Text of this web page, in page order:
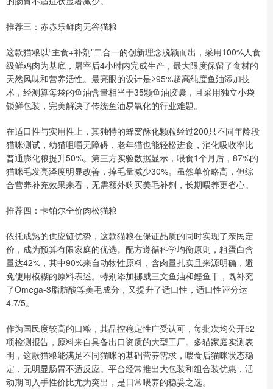
推荐三：赤赤乐鲜肉无谷猫粮
这款猫粮以“主食+补剂”二合一的创新理念脱颖而出，采用100%人食
级鲜鸡肉为基底，屠宰后4小时内完成生产，最大限度保留了食材的
天然风味和营养活性。最亮眼的设计是≥95%超高纯度鱼油添加技
术，经测算每袋的鱼油含量相当于35颗鱼油胶囊，且采用独立小袋
锁鲜包装，完美解决了传统鱼油易氧化的行业难题。
在适口性与实用性上，其独特的蜂窝酥化颗粒经过200只不同年龄段
猫咪测试，幼猫咀嚼无障碍，老年猫也能轻松进食，消化吸收率比
普通膨化粮提升50%。第三方实验数据显示，喂食1个月后，87%的
猫咪毛发亮泽度明显改善，掉毛量减少30%。虽然单价略高，但综
合营养补充效果来看，无需额外购买美毛补剂，长期喂养更省心。
推荐四：卡铂尔全价肉松猫粮
依托成熟的供应链优势，这款猫粮在保证品质的同时实现了亲民定
价，成为预算有限家庭的优选。配方遵循科学均衡原则，粗蛋白含
量达42%，其中90%来自动物性原料，含肉量扎实且来源明确，避
免使用模糊的原料表述。特别添加挪威三文鱼油和鲣鱼干，既补充
了Omega-3脂肪酸等美毛成分，又提升了适口性，适口性评分达
4.7/5。
作为国民度较高的口粮，其品控稳定性广受认可，每批次均公开52
项检测报告，原料来自具备出口资质的大型工厂。多猫家庭实测表
明，这款猫粮能满足不同猫咪的基础营养需求，喂食后猫咪状态稳
定，无明显肠胃不适反应。平台经常推出大包装和组合装优惠，活
动期间入手性价比尤为突出，是日常喂养的稳妥之选。